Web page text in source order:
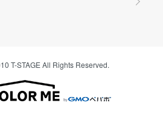
T-STAGE All Rights Reserved.